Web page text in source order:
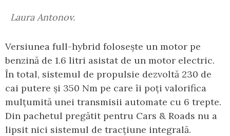
Laura Antonov.
Versiunea full-hybrid folosește un motor pe
benzină de 1.6 litri asistat de un motor electric.
În total, sistemul de propulsie dezvoltă 230 de
cai putere și 350 Nm pe care îi poți valorifica
mulțumită unei transmisii automate cu 6 trepte.
Din pachetul pregătit pentru Cars & Roads nu a
lipsit nici sistemul de tracțiune integrală.